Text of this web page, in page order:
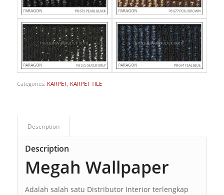
Categories: KARPET, KARPET TILE
Description
Description
Megah Wallpaper
Adalah salah satu Distributor Interior terlengkap